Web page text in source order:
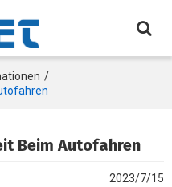
/
Beim Autofahren
2023/7/15